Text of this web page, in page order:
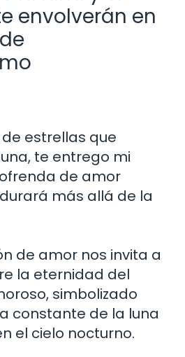
envolverán en
estrellas que
te entrego mi
de amor
más allá de la
de amor nos invita a
la eternidad del
simbolizado
constante de la luna
el cielo nocturno.